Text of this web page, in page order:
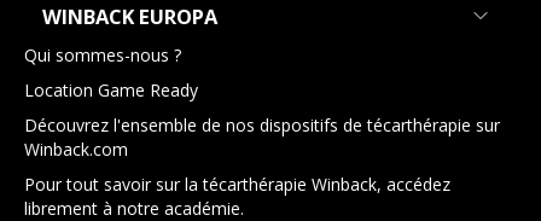
WINBACK EUROPA
Qui sommes-nous ?
Location Game Ready
Découvrez l'ensemble de nos dispositifs de técarthérapie sur
Winback.com
Pour tout savoir sur la técarthérapie Winback, accédez
librement à notre académie.